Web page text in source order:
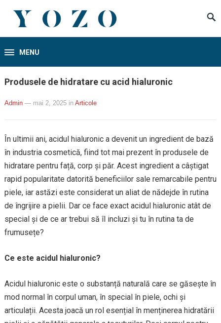
MENU
Produsele de hidratare cu acid hialuronic
Admin — mai 2, 2025 in Articole
În ultimii ani, acidul hialuronic a devenit un ingredient de bază
în industria cosmetică, fiind tot mai prezent în produsele de
hidratare pentru față, corp și păr. Acest ingredient a câștigat
rapid popularitate datorită beneficiilor sale remarcabile pentru
piele, iar astăzi este considerat un aliat de nădejde în rutina
de îngrijire a pielii. Dar ce face exact acidul hialuronic atât de
special și de ce ar trebui să îl incluzi și tu în rutina ta de
frumusețe?
Ce este acidul hialuronic?
Acidul hialuronic este o substanță naturală care se găsește în
mod normal în corpul uman, în special în piele, ochi și
articulații. Acesta joacă un rol esențial în menținerea hidratării